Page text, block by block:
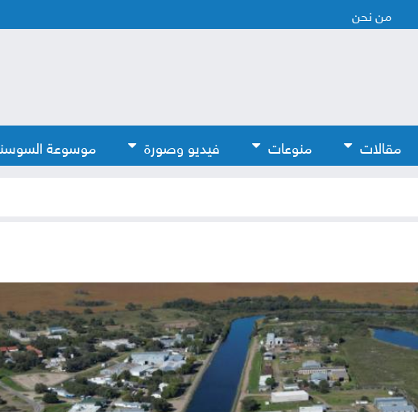
من نحن
مقالات منوعات فيديو وصورة موسوعة